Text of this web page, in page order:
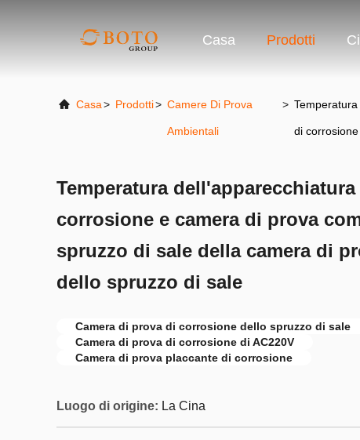
Casa Prodotti
Casa> Prodotti> Camere Di Prova
Ambientali
>
di
Temperatura
corrosione e camera di prova
spruzzo di sale della camera di
dello spruzzo di sale
Camera di prova di corrosione dello spruzzo di sale
Camera di prova di corrosione di AC220V
Camera di prova placcante di corrosione
Luogo di origine: La Cina